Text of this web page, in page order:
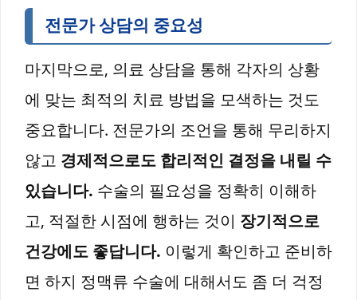
전문가 상담의 중요성
마지막으로, 의료 상담을 통해 각자의 상황
에 맞는 최적의 치료 방법을 모색하는 것도
중요합니다. 전문가의 조언을 통해 무리하지
않고 경제적으로도 합리적인 결정을 내릴 수
있습니다. 수술의 필요성을 정확히 이해하
고, 적절한 시점에 행하는 것이 장기적으로
건강에도 좋답니다. 이렇게 확인하고 준비하
면 하지 정맥류 수술에 대해서도 좀 더 걱정